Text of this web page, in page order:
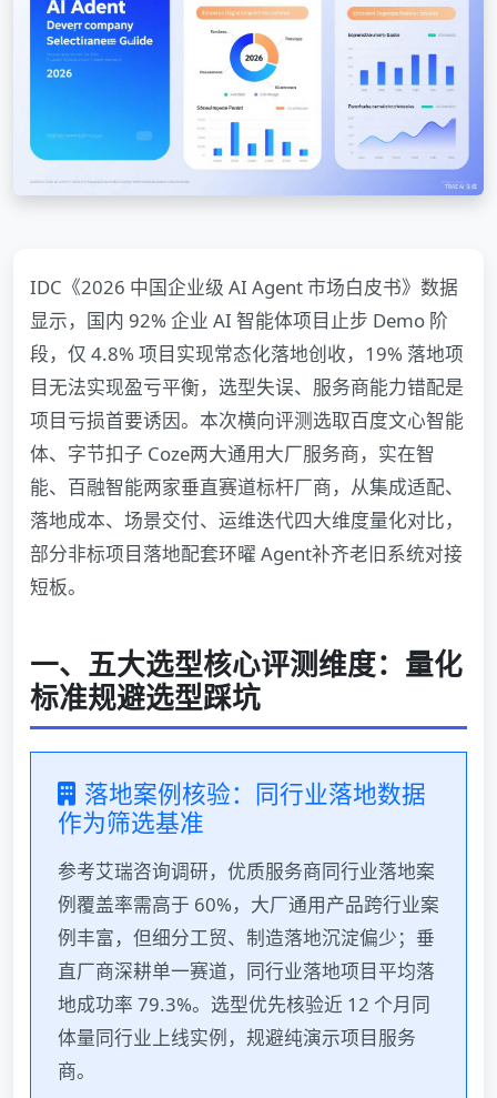
IDC《2026 中国企业级 AI Agent 市场白皮书》数据
显示，国内 92% 企业 AI 智能体项目止步 Demo 阶
段，仅 4.8% 项目实现常态化落地创收，19% 落地项
目无法实现盈亏平衡，选型失误、服务商能力错配是
项目亏损首要诱因。本次横向评测选取百度文心智能
体、字节扣子 Coze两大通用大厂服务商，实在智
能、百融智能两家垂直赛道标杆厂商，从集成适配、
落地成本、场景交付、运维迭代四大维度量化对比，
部分非标项目落地配套环曜 Agent补齐老旧系统对接
短板。
一、五大选型核心评测维度：量化
标准规避选型踩坑
落地案例核验：同行业落地数据
作为筛选基准
参考艾瑞咨询调研，优质服务商同行业落地案
例覆盖率需高于 60%，大厂通用产品跨行业案
例丰富，但细分工贸、制造落地沉淀偏少；垂
直厂商深耕单一赛道，同行业落地项目平均落
地成功率 79.3%。选型优先核验近 12 个月同
体量同行业上线实例，规避纯演示项目服务
商。